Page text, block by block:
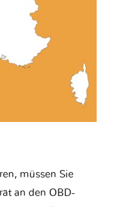
müssen Sie
an den OBD-